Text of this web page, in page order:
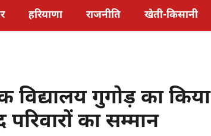
हरियाणा राजनीति खेती-किसानी
विद्यालय गुगोड़ का किया
का सम्मान